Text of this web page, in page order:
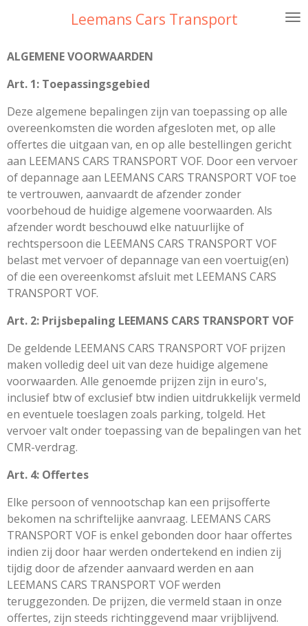
de
hoofdinhoud
Leemans Cars Transport
ALGEMENE VOORWAARDEN
Art. 1: Toepassingsgebied
Deze algemene bepalingen zijn van toepassing op alle
overeenkomsten die worden afgesloten met, op alle
offertes die uitgaan van, en op alle bestellingen gericht
aan LEEMANS CARS TRANSPORT VOF. Door een vervoer
of depannage aan LEEMANS CARS TRANSPORT VOF toe
te vertrouwen, aanvaardt de afzender zonder
voorbehoud de huidige algemene voorwaarden. Als
afzender wordt beschouwd elke natuurlijke of
rechtspersoon die LEEMANS CARS TRANSPORT VOF
belast met vervoer of depannage van een voertuig(en)
of die een overeenkomst afsluit met LEEMANS CARS
TRANSPORT VOF.
Art. 2: Prijsbepaling LEEMANS CARS TRANSPORT VOF
De geldende LEEMANS CARS TRANSPORT VOF prijzen
maken volledig deel uit van deze huidige algemene
voorwaarden. Alle genoemde prijzen zijn in euro's,
inclusief btw of exclusief btw indien uitdrukkelijk vermeld
en eventuele toeslagen zoals parking, tolgeld. Het
vervoer valt onder toepassing van de bepalingen van het
CMR-verdrag.
Art. 4: Offertes
Elke persoon of vennootschap kan een prijsofferte
bekomen na schriftelijke aanvraag. LEEMANS CARS
TRANSPORT VOF is enkel gebonden door haar offertes
indien zij door haar werden ondertekend en indien zij
tijdig door de afzender aanvaard werden en aan
LEEMANS CARS TRANSPORT VOF werden
teruggezonden. De prijzen, die vermeld staan in onze
offertes, zijn steeds richtinggevend maar vrijblijvend.